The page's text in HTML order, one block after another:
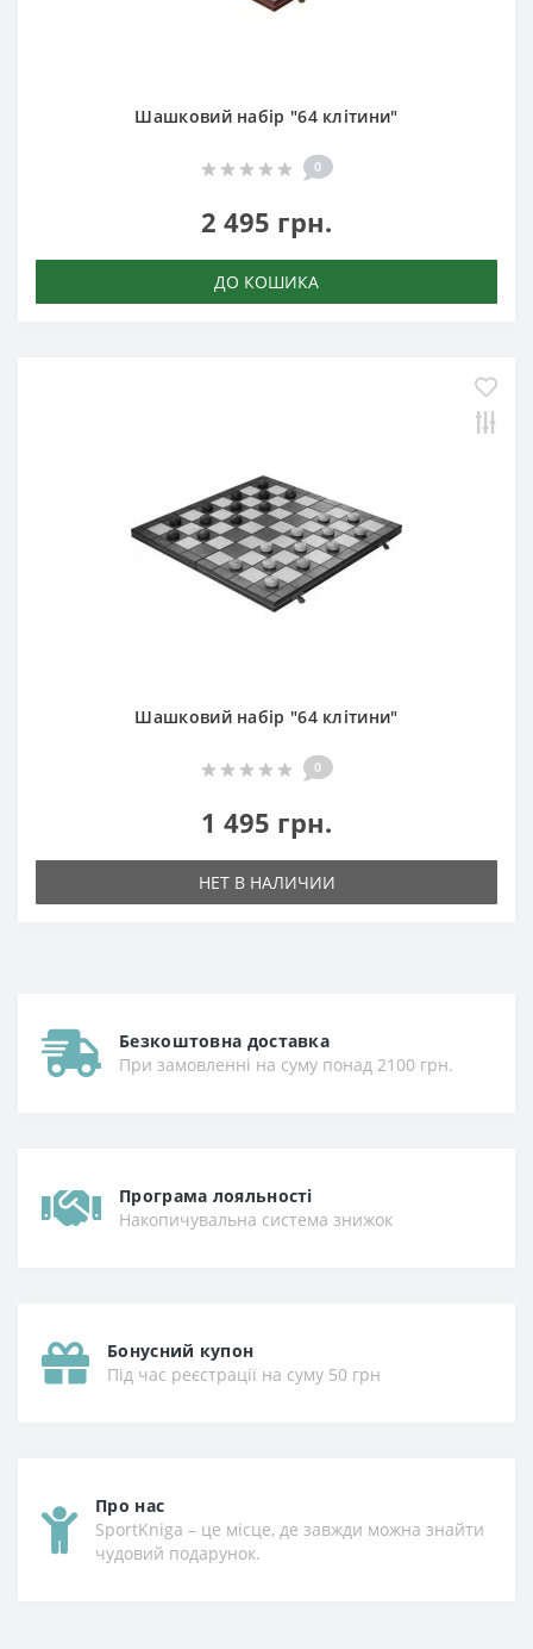
Шашковий набір "64 клітини"
0
2 495 грн.
ДО КОШИКА
Шашковий набір "64 клітини"
0
1 495 грн.
НЕТ В НАЛИЧИИ
Безкоштовна доставка
При замовленні на суму понад 2100 грн.
Програма лояльності
Накопичувальна система знижок
Бонусний купон
Під час реєстрації на суму 50 грн
Про нас
SportKniga – це місце, де завжди можна знайти
чудовий подарунок.